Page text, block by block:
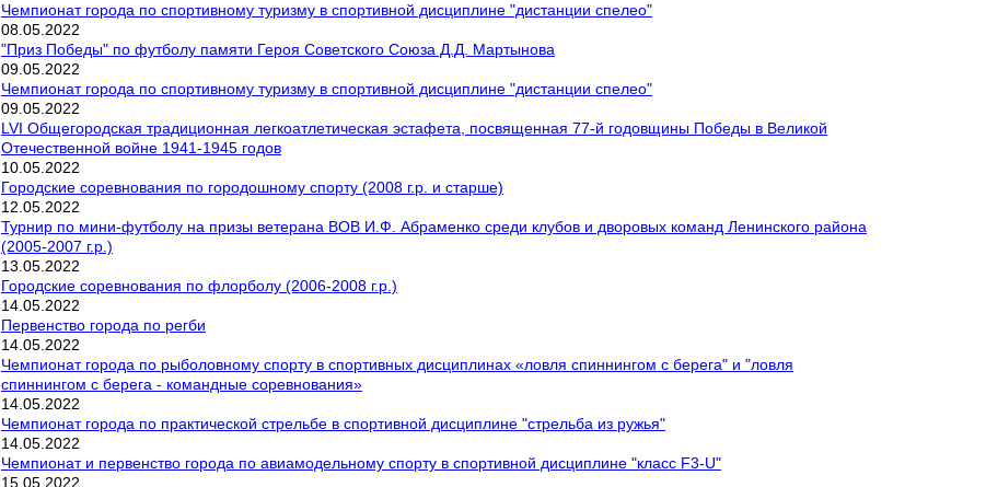
Чемпионат города по спортивному туризму в спортивной дисциплине "дистанции спелео"
08 05 2022
"Приз Победы" по футболу памяти Героя Советского Союза Д.Д. Мартынова
09 05 2022
Чемпионат города по спортивному туризму в спортивной дисциплине "дистанции спелео"
09 05 2022
LVI Общегородская традиционная легкоатлетическая эстафета, посвященная 77-й годовщины Победы в Великой
Отечественной войне 1941-1945 годов
10 05 2022
Городские соревнования по городошному спорту (2008 г.р. и старше)
12 05 2022
Турнир по мини-футболу на призы ветерана ВОВ И.Ф. Абраменко среди клубов и дворовых команд Ленинского района
(2005-2007 г.р.)
13 05 2022
Городские соревнования по флорболу (2006-2008 г.р.)
14 05 2022
Первенство города по регби
14 05 2022
Чемпионат города по рыболовному спорту в спортивных дисциплинах «ловля спиннингом с берега" и "ловля
спиннингом с берега - командные соревнования»
14 05 2022
Чемпионат города по практической стрельбе в спортивной дисциплине "стрельба из ружья"
14 05 2022
Чемпионат и первенство города по авиамодельному спорту в спортивной дисциплине "класс F3-U"
15 05 2022